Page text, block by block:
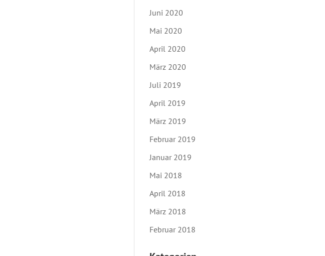
Juni 2020
Mai 2020
April 2020
März 2020
Juli 2019
April 2019
März 2019
Februar 2019
Januar 2019
Mai 2018
April 2018
März 2018
Februar 2018